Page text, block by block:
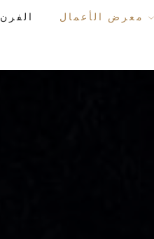
الفرن